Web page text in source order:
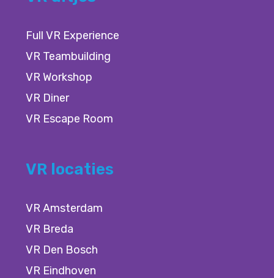
Full VR Experience
VR Teambuilding
VR Workshop
VR Diner
VR Escape Room
VR locaties
VR Amsterdam
VR Breda
VR Den Bosch
VR Eindhoven